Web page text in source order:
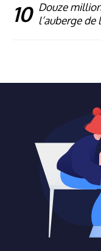
10 Douze
l’auberge de